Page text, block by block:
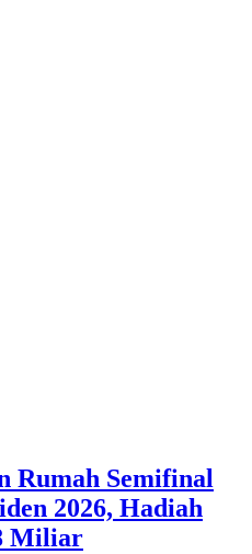
Rumah Semifinal
2026, Hadiah
Miliar